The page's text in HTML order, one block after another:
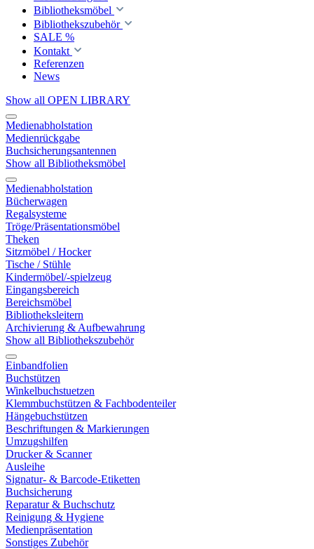
Bibliotheksmöbel
Bibliothekszubehör
SALE %
Kontakt
Referenzen
News
Show all OPEN LIBRARY
Medienabholstation
Medienrückgabe
Buchsicherungsantennen
Show all Bibliotheksmöbel
Medienabholstation
Bücherwagen
Regalsysteme
Tröge/Präsentationsmöbel
Theken
Sitzmöbel / Hocker
Tische / Stühle
Kindermöbel/-spielzeug
Eingangsbereich
Bereichsmöbel
Bibliotheksleitern
Archivierung & Aufbewahrung
Show all Bibliothekszubehör
Einbandfolien
Buchstützen
Winkelbuchstuetzen
Klemmbuchstützen & Fachbodenteiler
Hängebuchstützen
Beschriftungen & Markierungen
Umzugshilfen
Drucker & Scanner
Ausleihe
Signatur- & Barcode-Etiketten
Buchsicherung
Reparatur & Buchschutz
Reinigung & Hygiene
Medienpräsentation
Sonstiges Zubehör